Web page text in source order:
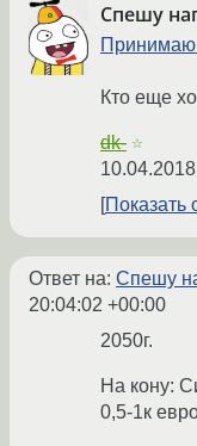
Спешу
Принимаю
Кто еще
dk- ☆
Показать
Ответ на: Спешу
20:04:02 +00:00
2050г.
На кону:
0,5-1к